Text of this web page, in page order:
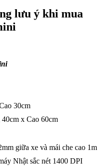
lưu ý khi mua
30cm
x Cao 60cm
giữa xe và mái che cao 1m
Nhật sắc nét 1400 DPI